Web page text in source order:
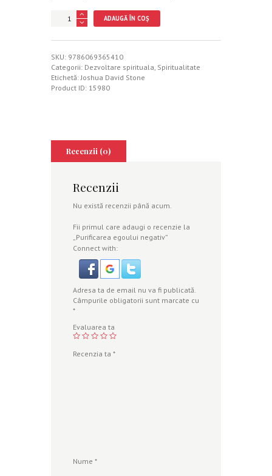
Cantitate
Purificarea
ADAUGĂ ÎN COȘ
SKU: 9786069365410
Categorii: Dezvoltare spirituala Spiritualitate
Etichetă: Joshua David Stone
Product ID: 15980
Recenzii (0)
Recenzii
Nu există recenzii până acum.
Fii primul care adaugi o recenzie la
„Purificarea egoului negativ”
Connect with:
Adresa ta de email nu va fi publicată.
Câmpurile obligatorii sunt marcate cu
*
Evaluarea ta
Recenzia ta *
Nume *